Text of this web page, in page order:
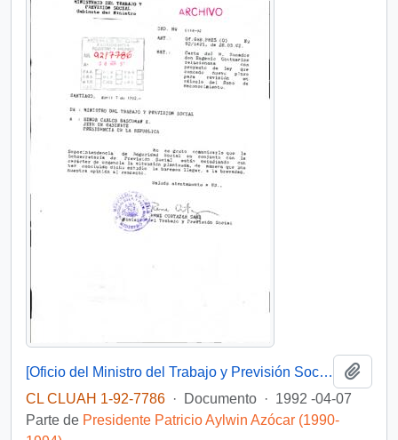
[Oficio del Ministro del Trabajo y Previsión Social dirigido al Jefe de Gabinete Presidencial]
CL CLUAH 1-92-7786 · Documento · 1992 -04-07
Parte de Presidente Patricio Aylwin Azócar (1990-